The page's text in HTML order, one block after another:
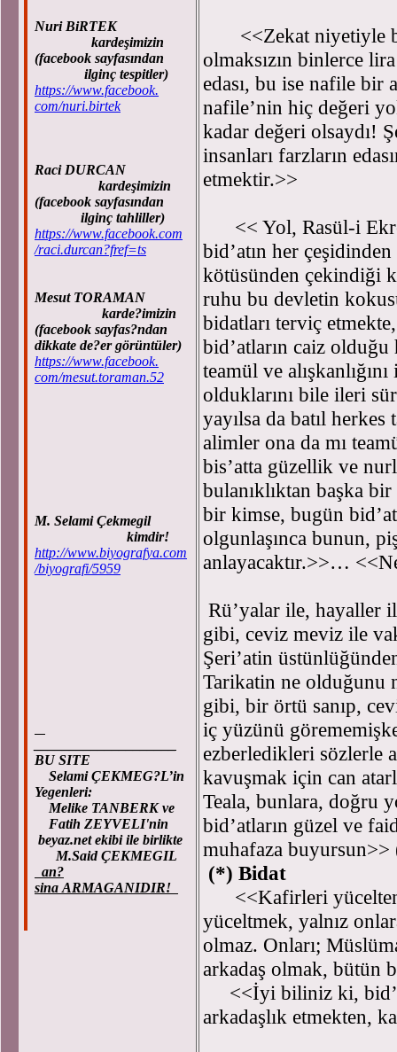
Nuri BiRTEK
kardeşimizin
(facebook sayfasından
ilginç tespitler)
https://www.facebook.
com/nuri.birtek
Raci DURCAN
kardeşimizin
(facebook sayfasından
ilginç tahliller)
https://www.facebook.com
/raci.durcan?fref=ts
Mesut TORAMAN
karde?imizin
(facebook sayfas?ndan
dikkate de?er görüntüler)
https://www.facebook.
com/mesut.toraman.52
M. Selami Çekmegil
kimdir!
http://www.biyografya.com
/biyografi/5959
BU SITE
Selami ÇEKMEG?L’in
Yegenleri:
Melike TANBERK ve
Fatih ZEYVELI'nin
beyaz.net ekibi ile birlikte
M.Said ÇEKMEGIL
an?
sina ARMAGANIDIR!
<<Zekat niyetiyle
olmaksızın binlerce
edası, bu ise nafile bir
nafile’nin hiç değeri
kadar değeri olsaydı!
insanları farzların
etmektir.>>
<< Yol, Rasül-i
bid’atın her
kötüsünden çekindiği
ruhu bu devletin
bidatları terviç
bid’atların caiz
teamül ve
olduklarını bile ileri
yayılsa da batıl
alimler ona da mı
bis’atta güzellik ve
bulanıklıktan başka
bir kimse, bugün
olgunlaşınca bunun,
anlayacaktır.>>…
Rü’yalar ile, hayaller
gibi, ceviz meviz ile
Şeri’atin
Tarikatin ne olduğunu
gibi, bir örtü sanıp,
iç yüzünü
ezberledikleri sözlerle
kavuşmak için can
Teala, bunlara, doğru
bid’atların güzel ve
muhafaza
(*) Bidat
<<Kafirleri yücelten,
yüceltmek, yalnız
olmaz. Onları;
arkadaş olmak, bütün
<<İyi biliniz ki,
arkadaşlık etmekten,